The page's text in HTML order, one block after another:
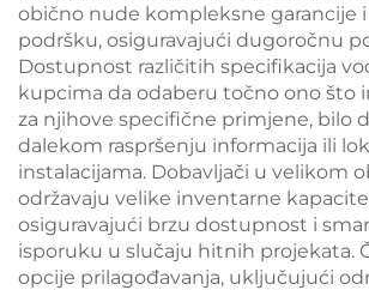
obično nude kompleksne garancije
podršku, osiguravajući dugoročnu
Dostupnost različitih specifikacija
kupcima da odaberu točno ono što
za njihove specifične primjene, bilo
dalekom raspršenju informacija ili
instalacijama. Dobavljači u velikom
održavaju velike inventarne
osiguravajući brzu dostupnost i
isporuku u slučaju hitnih projekata.
opcije prilagođavanja, uključujući